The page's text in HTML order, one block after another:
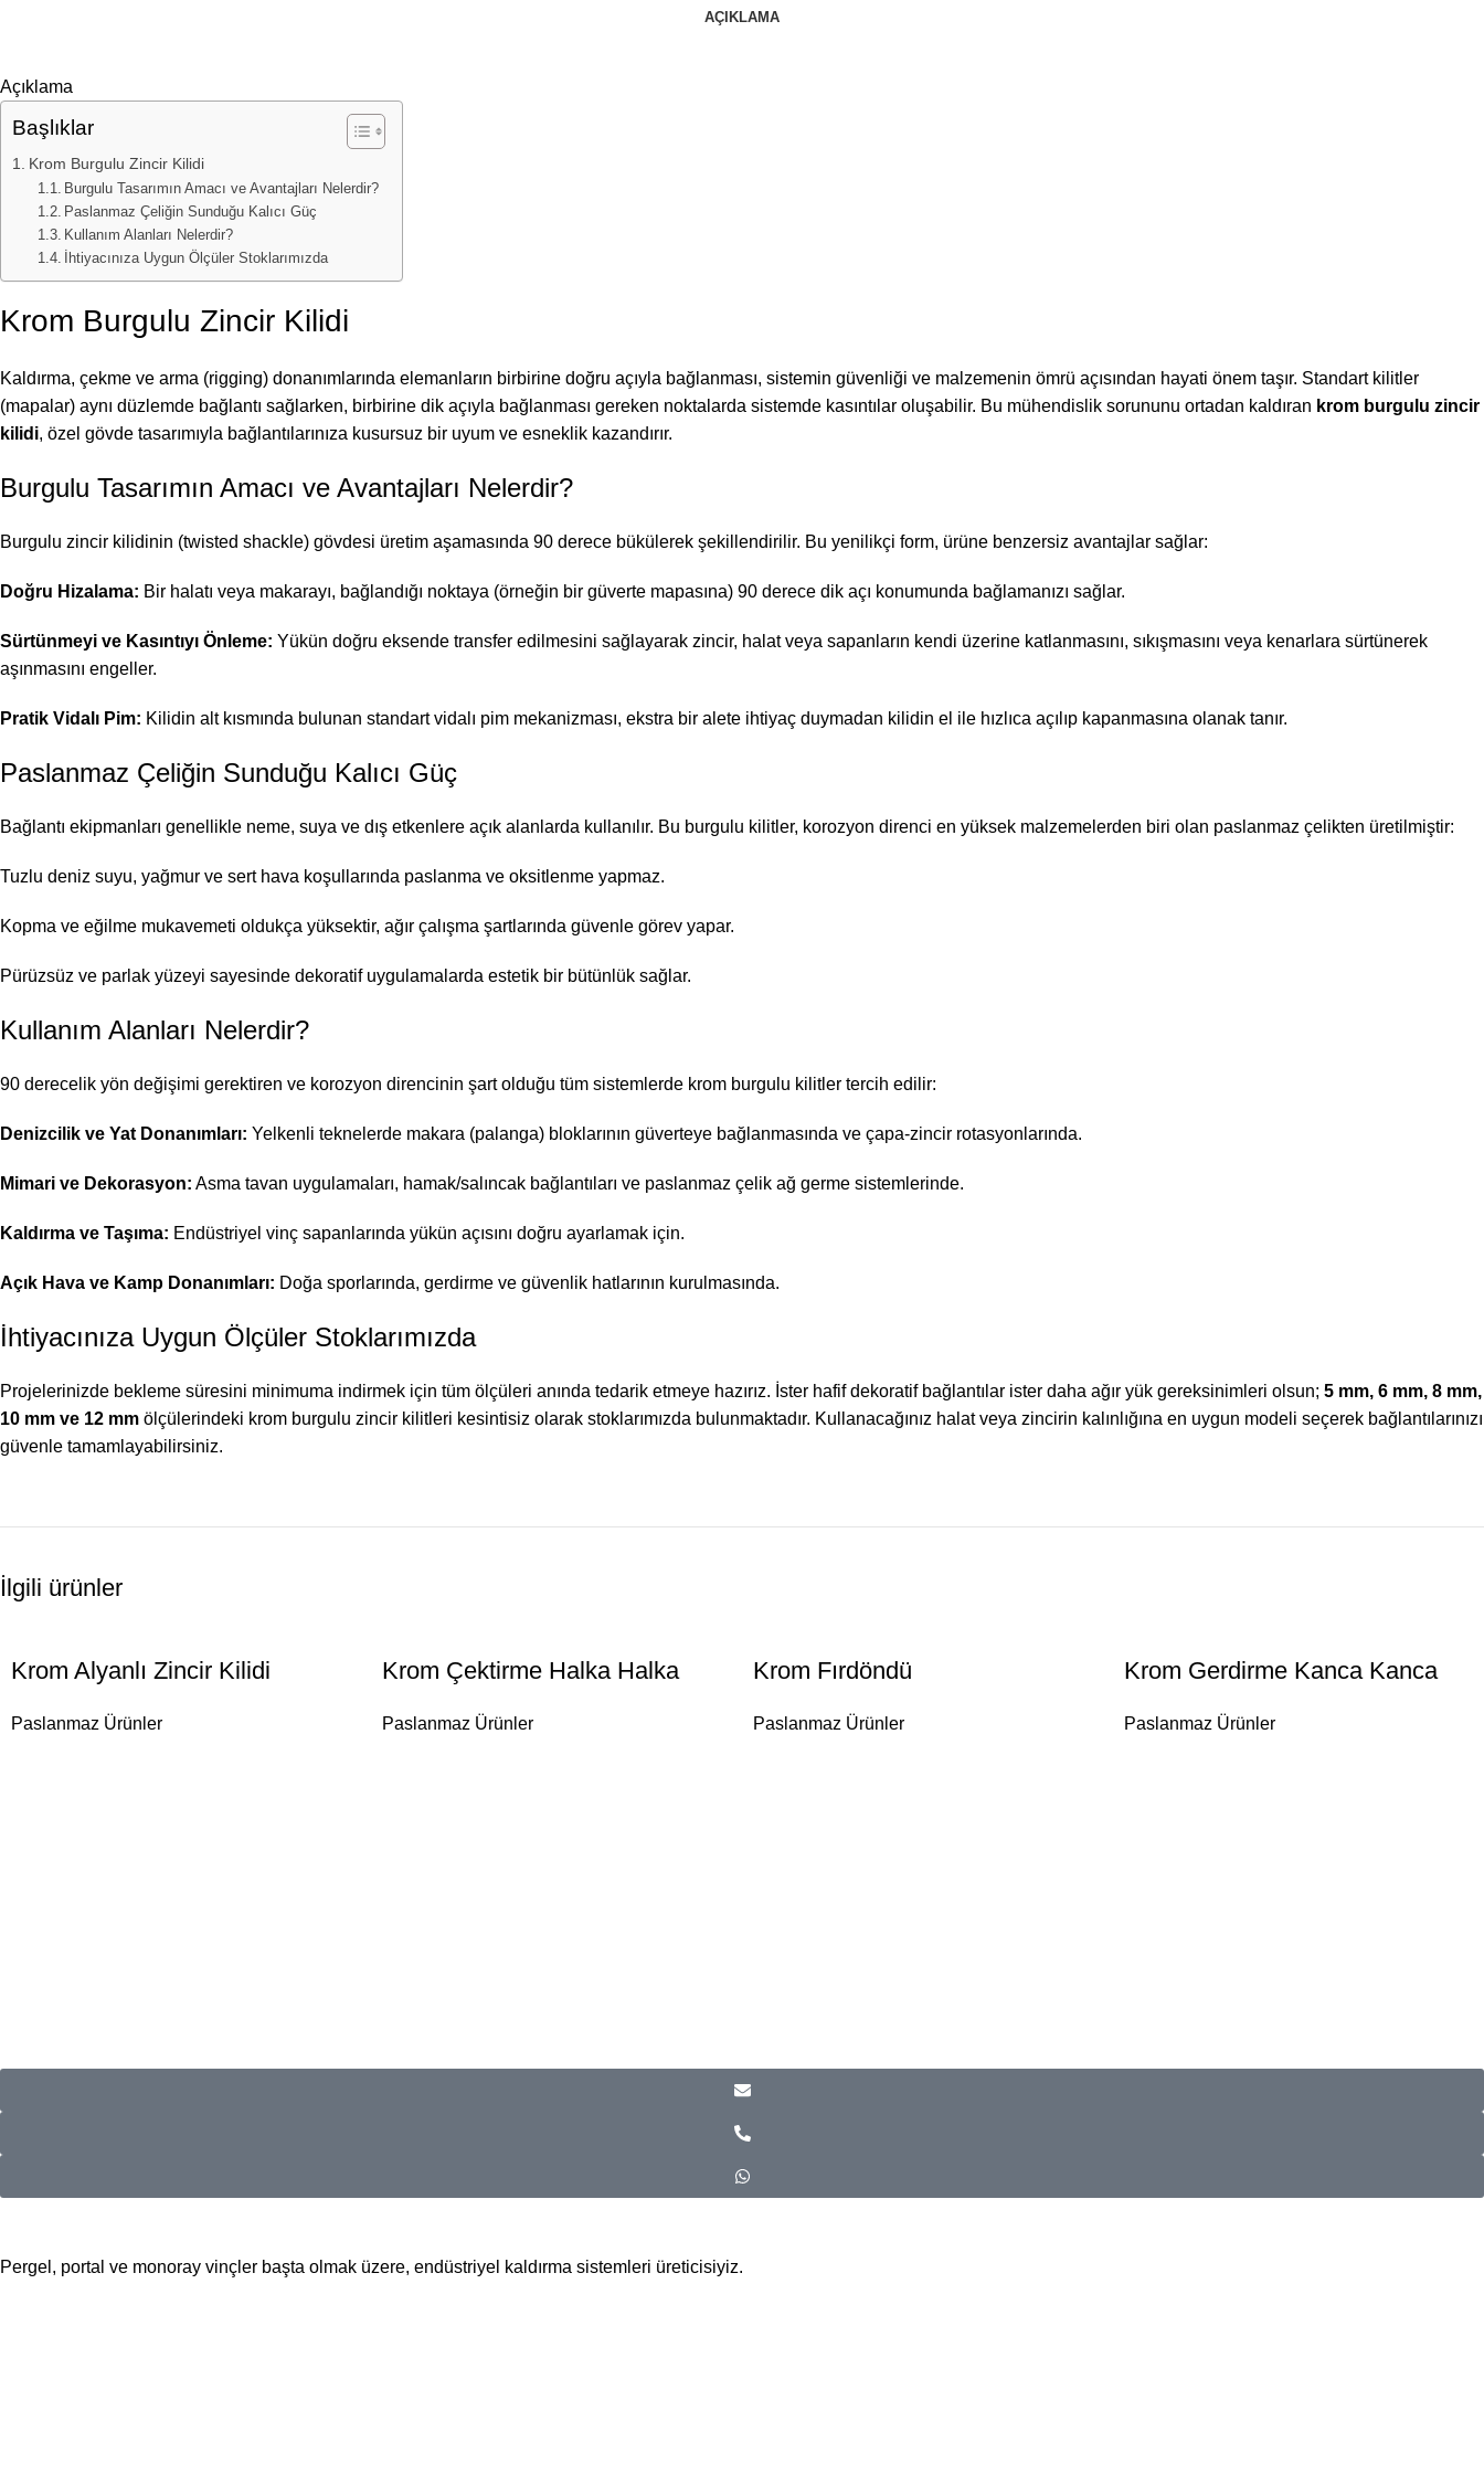
AÇIKLAMA
Açıklama
Başlıklar
Krom Burgulu Zincir Kilidi
Burgulu Tasarımın Amacı ve Avantajları Nelerdir?
Paslanmaz Çeliğin Sunduğu Kalıcı Güç
Kullanım Alanları Nelerdir?
İhtiyacınıza Uygun Ölçüler Stoklarımızda
Krom Burgulu Zincir Kilidi
Kaldırma, çekme ve arma (rigging) donanımlarında elemanların birbirine doğru açıyla bağlanması, sistemin güvenliği ve malzemenin ömrü açısından hayati önem taşır. Standart kilitler
(mapalar) aynı düzlemde bağlantı sağlarken, birbirine dik açıyla bağlanması gereken noktalarda sistemde kasıntılar oluşabilir. Bu mühendislik sorununu ortadan kaldıran krom burgulu zincir
kilidi, özel gövde tasarımıyla bağlantılarınıza kusursuz bir uyum ve esneklik kazandırır.
Burgulu Tasarımın Amacı ve Avantajları Nelerdir?
Burgulu zincir kilidinin (twisted shackle) gövdesi üretim aşamasında 90 derece bükülerek şekillendirilir. Bu yenilikçi form, ürüne benzersiz avantajlar sağlar:
Doğru Hizalama: Bir halatı veya makarayı, bağlandığı noktaya (örneğin bir güverte mapasına) 90 derece dik açı konumunda bağlamanızı sağlar.
Sürtünmeyi ve Kasıntıyı Önleme: Yükün doğru eksende transfer edilmesini sağlayarak zincir, halat veya sapanların kendi üzerine katlanmasını, sıkışmasını veya kenarlara sürtünerek
aşınmasını engeller.
Pratik Vidalı Pim: Kilidin alt kısmında bulunan standart vidalı pim mekanizması, ekstra bir alete ihtiyaç duymadan kilidin el ile hızlıca açılıp kapanmasına olanak tanır.
Paslanmaz Çeliğin Sunduğu Kalıcı Güç
Bağlantı ekipmanları genellikle neme, suya ve dış etkenlere açık alanlarda kullanılır. Bu burgulu kilitler, korozyon direnci en yüksek malzemelerden biri olan paslanmaz çelikten üretilmiştir:
Tuzlu deniz suyu, yağmur ve sert hava koşullarında paslanma ve oksitlenme yapmaz.
Kopma ve eğilme mukavemeti oldukça yüksektir, ağır çalışma şartlarında güvenle görev yapar.
Pürüzsüz ve parlak yüzeyi sayesinde dekoratif uygulamalarda estetik bir bütünlük sağlar.
Kullanım Alanları Nelerdir?
90 derecelik yön değişimi gerektiren ve korozyon direncinin şart olduğu tüm sistemlerde krom burgulu kilitler tercih edilir:
Denizcilik ve Yat Donanımları: Yelkenli teknelerde makara (palanga) bloklarının güverteye bağlanmasında ve çapa-zincir rotasyonlarında.
Mimari ve Dekorasyon: Asma tavan uygulamaları, hamak/salıncak bağlantıları ve paslanmaz çelik ağ germe sistemlerinde.
Kaldırma ve Taşıma: Endüstriyel vinç sapanlarında yükün açısını doğru ayarlamak için.
Açık Hava ve Kamp Donanımları: Doğa sporlarında, gerdirme ve güvenlik hatlarının kurulmasında.
İhtiyacınıza Uygun Ölçüler Stoklarımızda
Projelerinizde bekleme süresini minimuma indirmek için tüm ölçüleri anında tedarik etmeye hazırız. İster hafif dekoratif bağlantılar ister daha ağır yük gereksinimleri olsun; 5 mm, 6 mm, 8 mm,
10 mm ve 12 mm ölçülerindeki krom burgulu zincir kilitleri kesintisiz olarak stoklarımızda bulunmaktadır. Kullanacağınız halat veya zincirin kalınlığına en uygun modeli seçerek bağlantılarınızı
güvenle tamamlayabilirsiniz.
İlgili ürünler
Krom Alyanlı Zincir Kilidi
Paslanmaz Ürünler
Krom Çektirme Halka Halka
Paslanmaz Ürünler
Krom Fırdöndü
Paslanmaz Ürünler
Krom Gerdirme Kanca Kanca
Paslanmaz Ürünler
Pergel, portal ve monoray vinçler başta olmak üzere, endüstriyel kaldırma sistemleri üreticisiyiz.